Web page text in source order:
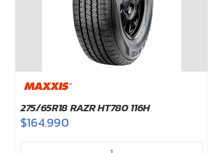
275/65R18 RAZR HT780 116H
$164.990